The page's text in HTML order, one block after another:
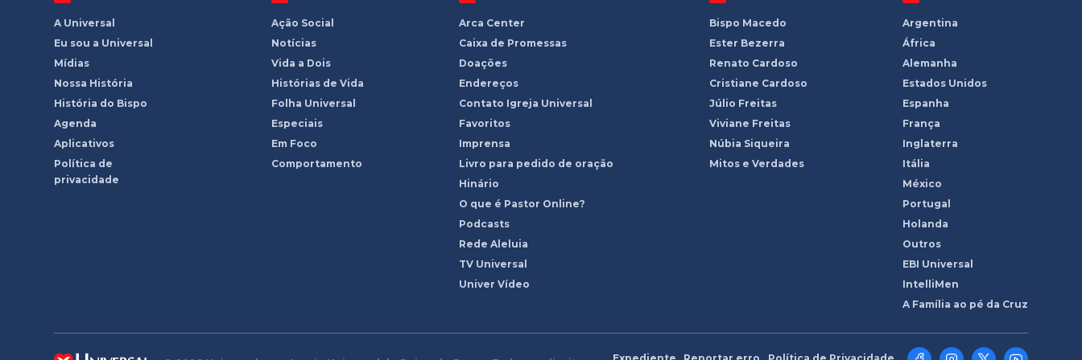
A Universal
Eu sou a Universal
Mídias
Nossa História
História do Bispo
Agenda
Aplicativos
Política de
privacidade
Ação Social
Notícias
Vida a Dois
Histórias de Vida
Folha Universal
Especiais
Em Foco
Comportamento
Arca Center
Caixa de Promessas
Doações
Endereços
Contato Igreja Universal
Favoritos
Imprensa
Livro para pedido de oração
Hinário
O que é Pastor Online?
Podcasts
Rede Aleluia
TV Universal
Univer Vídeo
Bispo Macedo
Ester Bezerra
Renato Cardoso
Cristiane Cardoso
Júlio Freitas
Viviane Freitas
Núbia Siqueira
Mitos e Verdades
Argentina
África
Alemanha
Estados Unidos
Espanha
França
Inglaterra
Itália
México
Portugal
Holanda
Outros
EBI Universal
IntelliMen
A Família ao pé da Cruz